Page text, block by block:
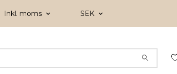
Inkl. moms SEK